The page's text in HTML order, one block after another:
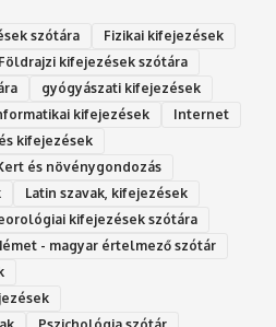
szótára
Fizikai kifejezések
Földrajzi kifejezések szótára
gyógyászati kifejezések
kifejezések
Internet
kifejezések
és növénygondozás
Latin szavak, kifejezések
kifejezések szótára
- magyar értelmező szótár